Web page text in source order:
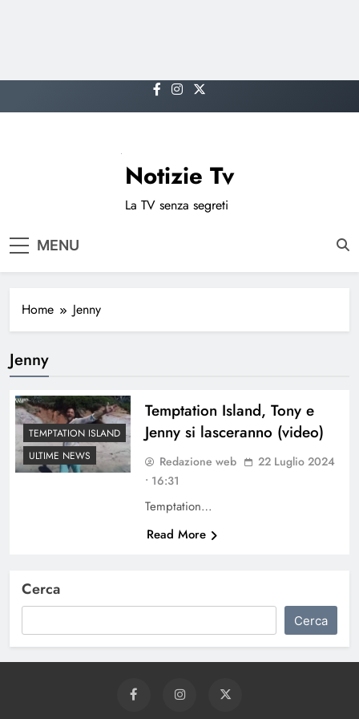
to
Notizie Tv
La TV senza segreti
MENU
Home Jenny
Jenny
TEMPTATION ISLAND
ULTIME NEWS
Temptation Island, Tony e
Jenny si lasceranno (video)
Redazione web
22 Luglio 2024
• 16:31
Temptation…
Read More
Cerca
Cerca